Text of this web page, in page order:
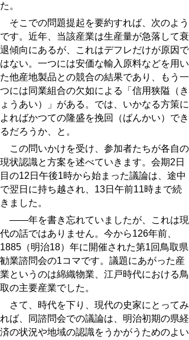
た。
そこでの問題提起を要約すれば、次のよう
です。近年、当該産業は生産量が急落して衰
退傾向にあるが、これはデフレだけが原因で
はない。一つには安価な輸入原料などを用い
た他産地製品との競合の結果であり、もう一
つには同業組合の欠如による「信用狭隘（き
ょうあい）」がある。では、いかなる方策に
よればかつての隆盛を挽回（ばんかい）でき
るだろうか、と。
この問いかけを受け、参加者たちが各自の
現状認識と方案を述べていきます。会期2日
目の12日午後1時から始まった議論は、途中
で翌日に持ち越され、13日午前11時まで続
きました。
――年を書き忘れていましたが、これは現
代の話ではありません。今から126年前、
1885（明治18）年に開催された第1回鳥取県
勧業諮問会の1コマです。議題にあがった産
業というのは綿織物業、江戸時代における鳥
取の主要産業でした。
さて、時代を下り、現代の史家にとってみ
れば、同諮問会での議論は、明治初期の県経
済の状況や地域の認識をうかがうためのよい